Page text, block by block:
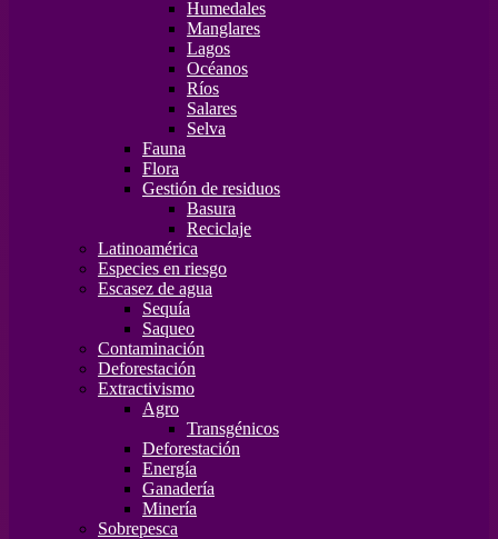
Humedales
Manglares
Lagos
Océanos
Ríos
Salares
Selva
Fauna
Flora
Gestión de residuos
Basura
Reciclaje
Latinoamérica
Especies en riesgo
Escasez de agua
Sequía
Saqueo
Contaminación
Deforestación
Extractivismo
Agro
Transgénicos
Deforestación
Energía
Ganadería
Minería
Sobrepesca